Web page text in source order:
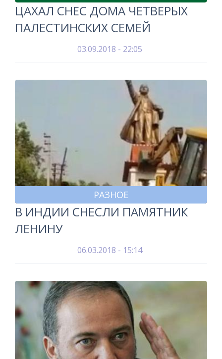
ЦАХАЛ СНЕС ДОМА ЧЕТВЕРЫХ
ПАЛЕСТИНСКИХ СЕМЕЙ
03.09.2018 - 22:05
РАЗНОЕ
В ИНДИИ СНЕСЛИ ПАМЯТНИК
ЛЕНИНУ
06.03.2018 - 15:14